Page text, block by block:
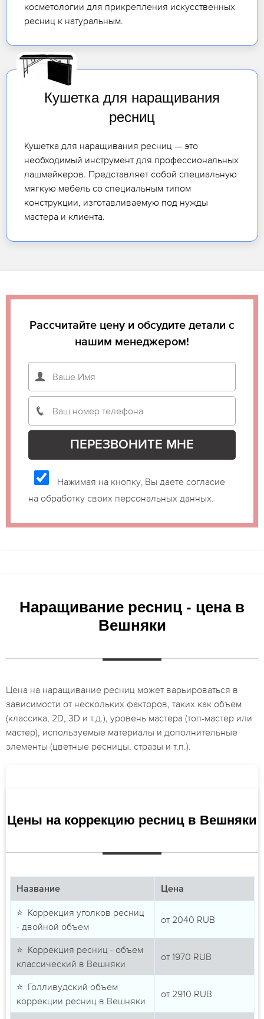
косметологии для прикрепления искусственных
ресниц к натуральным.
Кушетка для наращивания
ресниц
Кушетка для наращивания ресниц — это
необходимый инструмент для профессиональных
лашмейкеров. Представляет собой специальную
мягкую мебель со специальным типом
конструкции, изготавливаемую под нужды
мастера и клиента.
Рассчитайте цену и обсудите детали с
нашим менеджером!
Нажимая на кнопку, Вы даете согласие
на обработку своих персональных данных.
Наращивание ресниц - цена в
Вешняки
Цена на наращивание ресниц может варьироваться в
зависимости от нескольких факторов, таких как объем
(классика, 2D, 3D и т.д.), уровень мастера (топ-мастер или
мастер), используемые материалы и дополнительные
элементы (цветные ресницы, стразы и т.п.).
Цены на коррекцию ресниц в Вешняки
Название Цена
⭐ Коррекция уголков ресниц
- двойной объем
от 2040 RUB
⭐ Коррекция ресниц - объем
классический в Вешняки
от 1970 RUB
⭐ Голливудский объем
коррекции ресниц в Вешняки
от 2910 RUB